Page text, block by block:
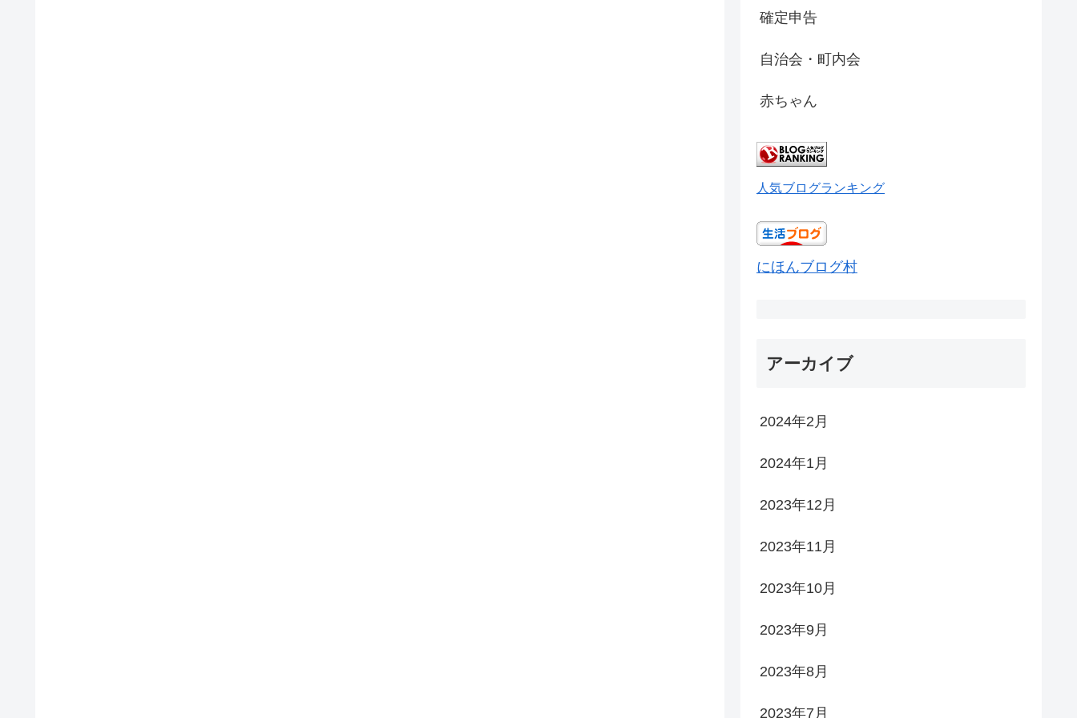
確定申告
自治会・町内会
赤ちゃん
人気ブログランキング
にほんブログ村
アーカイブ
2024年2月
2024年1月
2023年12月
2023年11月
2023年10月
2023年9月
2023年8月
2023年7月